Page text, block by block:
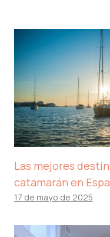
Las mejores
catamarán en
17 de mayo de 2025